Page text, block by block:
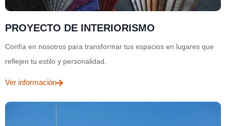
PROYECTO DE INTERIORISMO
Confía en nosotros para transformar tus espacios en lugares que
reflejen tu estilo y personalidad.
Ver información